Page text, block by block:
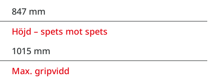
847 mm
Höjd – spets mot spets
1015 mm
Max. gripvidd